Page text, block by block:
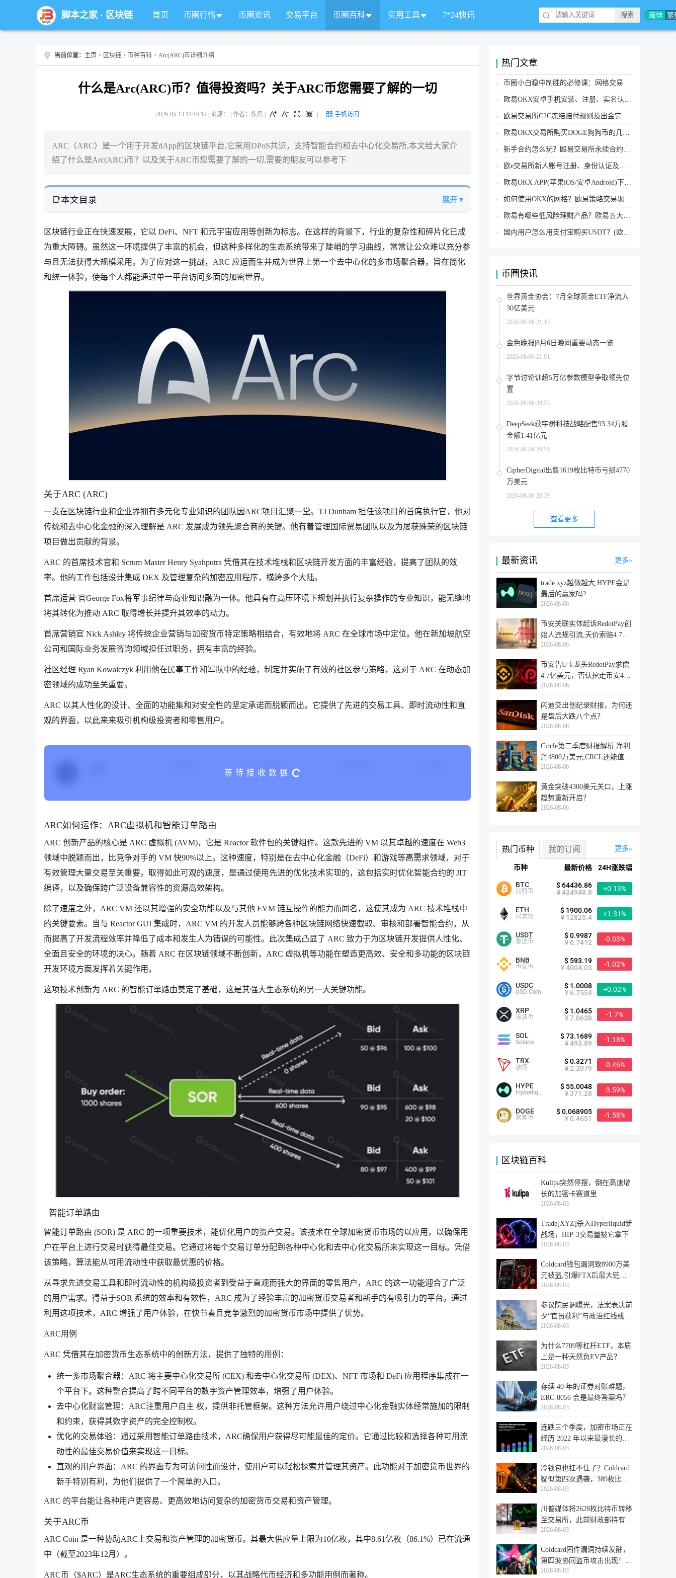
简体 繁
脚本之家· 区块链 首页 币圈行情 币圈资讯 交易平台 币圈百科 实用工具 7*24快讯
当前位置： 主页 > 区块链 > 币种百科 > Arc(ARC)币详细介绍
什么是Arc(ARC)币？值得投资吗？关于ARC币您需要了解的一切
2026-05-13 14:16:12 | 来源： | 作者：佚名 手机访问
ARC（ARC）是一个用于开发dApp的区块链平台,它采用DPoS共识，支持智能合约和去中心化交易所,本文给大家介
绍了什么是Arc(ARC)币？以及关于ARC币您需要了解的一切,需要的朋友可以参考下
本文目录 展开 ▾
区块链行业正在快速发展，它以 DeFi、NFT 和元宇宙应用等创新为标志。在这样的背景下，行业的复杂性和碎片化已成
为重大障碍。虽然这一环境提供了丰富的机会，但这种多样化的生态系统带来了陡峭的学习曲线，常常让公众难以充分参
与且无法获得大规模采用。为了应对这一挑战，ARC 应运而生并成为世界上第一个去中心化的多市场聚合器，旨在简化
和统一体验，使每个人都能通过单一平台访问多面的加密世界。
关于ARC (ARC)
一支在区块链行业和企业界拥有多元化专业知识的团队因ARC项目汇聚一堂。TJ Dunham 担任该项目的首席执行官，他对
传统和去中心化金融的深入理解是 ARC 发展成为领先聚合商的关键。他有着管理国际贸易团队以及为屡获殊荣的区块链
项目做出贡献的背景。
ARC 的首席技术官和 Scrum Master Henry Syahputra 凭借其在技术堆栈和区块链开发方面的丰富经验，提高了团队的效
率。他的工作包括设计集成 DEX 及管理复杂的加密应用程序，横跨多个大陆。
首席运营 官George Fox将军事纪律与商业知识融为一体。他具有在高压环境下规划并执行复杂操作的专业知识，能无缝地
将其转化为推动 ARC 取得增长并提升其效率的动力。
首席营销官 Nick Ashley 将传统企业营销与加密货币特定策略相结合，有效地将 ARC 在全球市场中定位。他在新加坡航空
公司和国际业务发展咨询领域担任过职务，拥有丰富的经验。
社区经理 Ryan Kowalczyk 利用他在民事工作和军队中的经验，制定并实施了有效的社区参与策略，这对于 ARC 在动态加
密领域的成功至关重要。
ARC 以其人性化的设计、全面的功能集和对安全性的坚定承诺而脱颖而出。它提供了先进的交易工具、即时流动性和直
观的界面，以此来来吸引机构级投资者和零售用户。
24H交易额($)
ARC如何运作：ARC虚拟机和智能订单路由
ARC 创新产品的核心是 ARC 虚拟机 (AVM)，它是 Reactor 软件包的关键组件。这款先进的 VM 以其卓越的速度在 Web3
领域中脱颖而出，比竞争对手的 VM 快90%以上。这种速度，特别是在去中心化金融（DeFi）和游戏等高需求领域，对于
有效管理大量交易至关重要。取得如此可观的速度，是通过使用先进的优化技术实现的，这包括实时优化智能合约的 JIT
编译，以及确保跨广泛设备兼容性的资源高效架构。
除了速度之外，ARC VM 还以其增强的安全功能以及与其他 EVM 链互操作的能力而闻名，这使其成为 ARC 技术堆栈中
的关键要素。当与 Reactor GUI 集成时，ARC VM 的开发人员能够跨各种区块链网络快速截取、审核和部署智能合约，从
而提高了开发流程效率并降低了成本和发生人为错误的可能性。此次集成凸显了 ARC 致力于为区块链开发提供人性化、
全面且安全的环境的决心。随着 ARC 在区块链领域不断创新，ARC 虚拟机等功能在塑造更高效、安全和多功能的区块链
开发环境方面发挥着关键作用。
这项技术创新为 ARC 的智能订单路由奠定了基础，这是其强大生态系统的另一大关键功能。
智能订单路由
智能订单路由 (SOR) 是 ARC 的一项重要技术，能优化用户的资产交易。该技术在全球加密货币市场的以应用，以确保用
户在平台上进行交易时获得最佳交易。它通过将每个交易订单分配到各种中心化和去中心化交易所来实现这一目标。凭借
该策略，算法能从可用流动性中获取最优惠的价格。
从寻求先进交易工具和即时流动性的机构级投资者到受益于直观而强大的界面的零售用户，ARC 的这一功能迎合了广泛
的用户需求。得益于SOR 系统的效率和有效性，ARC 成为了经验丰富的加密货币交易者和新手的有吸引力的平台。通过
利用这项技术，ARC 增强了用户体验，在快节奏且竞争激烈的加密货币市场中提供了优势。
ARC用例
ARC 凭借其在加密货币生态系统中的创新方法，提供了独特的用例：
统一多市场聚合器：ARC 将主要中心化交易所 (CEX) 和去中心化交易所 (DEX)、NFT 市场和 DeFi 应用程序集成在一
个平台下。这种整合提高了跨不同平台的数字资产管理效率，增强了用户体验。
去中心化财富管理：ARC注重用户自主 权，提供非托管框架。这种方法允许用户绕过中心化金融实体经常施加的限制
和约束，获得其数字资产的完全控制权。
优化的交易体验：通过采用智能订单路由技术，ARC确保用户获得尽可能最佳的定价。它通过比较和选择各种可用流
动性的最佳交易价值来实现这一目标。
直观的用户界面：ARC 的界面专为可访问性而设计，使用户可以轻松探索并管理其资产。此功能对于加密货币世界的
新手特别有利，为他们提供了一个简单的入口。
ARC 的平台能让各种用户更容易、更高效地访问复杂的加密货币交易和资产管理。
关于ARC币
ARC Coin 是一种协助ARC上交易和资产管理的加密货币。其最大供应量上限为10亿枚，其中8.61亿枚（86.1%）已在流通
中（截至2023年12月）。
ARC币（$ARC）是ARC生态系统的重要组成部分，以其战略代币经济和多功能用例而著称。
热门文章
币圈小白稳中制胜的必修课：网格交易
欧易OKX安卓手机安装、注册、实名认证、买币转账新手实操教程
欧易交易所C2C冻结赔付规则及出金完整流程
欧易OKX交易所购买DOGE狗狗币的几个方式汇总
新手合约怎么玩？殴易交易所永续合约操作步骤教程(APP/Web端)
欧e交易所新人账号注册、身份认证及安全设置教程
欧易OKX APP(苹果iOS/安卓Android)下载图文教程
如何使用OKX的网格？欧易策略交易现货网格新手操作流程
欧易有哪些低风险理财产品？欧易五大低风险理财产品详细介绍
国内用户怎么用支付宝购买USDT？(欧易交易所为例)
币圈快讯
世界黄金协会：7月全球黄金ETF净流入
30亿美元
2026-08-06 21:13
金色晚报|8月6日晚间重要动态一览
2026-08-06 21:01
字节讨论训超5万亿参数模型争取领先位
置
2026-08-06 20:53
DeepSeek获宇树科技战略配售93.34万股
金额1.41亿元
2026-08-06 20:51
CipherDigital出售1619枚比特币亏损4770
万美元
2026-08-06 20:39
查看更多
最新资讯 更多
trade.xyz越做越大,HYPE会是
最后的赢家吗?
2026-08-06
币安关联实体起诉RedotPay创
始人违规引流,天价索赔4.728
亿美
2026-08-06
币安告U卡龙头RedotPay求偿
4.7亿美元，否认挖走币安47
万用户
2026-08-06
闪迪交出创纪录财报，为何还
是盘后大跌八个点？
2026-08-06
Circle第二季度财报解析:净利
润4800万美元,CRCL还能值得
投资
2026-08-06
黄金突破4300美元关口，上涨
趋势重新开启？
2026-08-06
更多
热门币种 我的订阅
币种 最新价格 24H涨跌幅
BTC
比特币
$ 64436.86
¥ 434948.8
+0.13%
ETH
以太坊
$ 1900.06
¥ 12825.4
+1.31%
USDT
泰达币
$ 0.9987
¥ 6.7412
-0.03%
BNB
币安币
$ 593.19
¥ 4004.03
-1.02%
USDC
USD Coin
$ 1.0008
¥ 6.7554
+0.02%
XRP
瑞波币
$ 1.0465
¥ 7.0638
-1.7%
SOL
Solana
$ 73.1689
¥ 493.89
-1.18%
TRX
波场
$ 0.3271
¥ 2.2079
-0.46%
HYPE
Hyperliquid
$ 55.0048
¥ 371.28
-3.59%
DOGE
狗狗币
$ 0.068905
¥ 0.4651
-1.58%
区块链百科
Kulipa突然停摆，倒在高速增
长的加密卡赛道里
2026-08-03
Trade[XYZ]杀入Hyperliquid新
战场，HIP-3交易量被它拿下
2026-08-03
Coldcard钱包漏洞致8900万美
元被盗,引爆FTX后最大链上
迁移潮
2026-08-03
参议院民调曝光，法案表决前
夕“官员获利”与政治红线成最
大
2026-08-03
为什么7709等杠杆ETF，本质
上是一种天然负EV产品？
2026-08-03
存续 40 年的证券对账难题，
ERC-8056 会是最终答案吗？
2026-08-03
连跌三个季度，加密市场正在
经历 2022 年以来最漫长的退
潮
2026-08-03
冷钱包也扛不住了？Coldcard
疑似第四次遇袭，389枚比特
币失
2026-08-03
川普媒体将2628枚比特币转移
至交易所，此前财政部持有的
比特
2026-08-03
Coldcard固件漏洞持续发酵，
第四波协同盗币攻击出现！
462个
2026-08-03